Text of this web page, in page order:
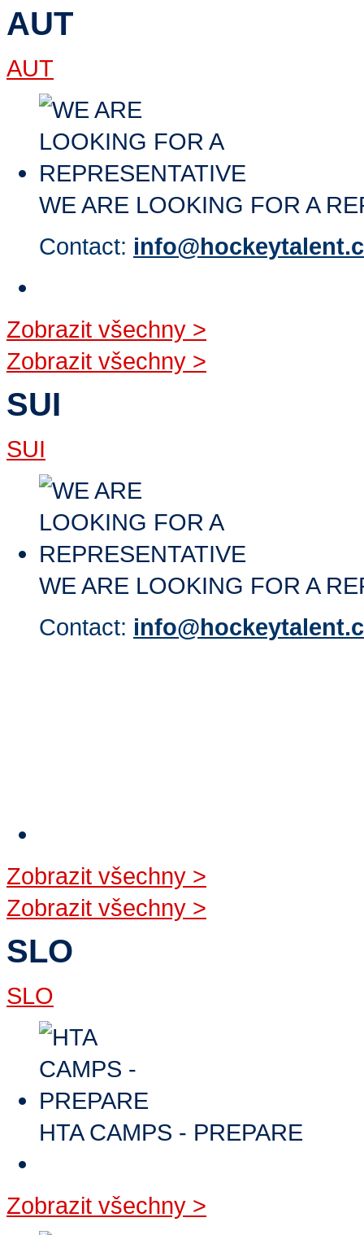
AUT
AUT
WE ARE LOOKING FOR A
Contact:
Zobrazit všechny >
Zobrazit všechny >
SUI
SUI
WE ARE LOOKING FOR A
Contact:
Zobrazit všechny >
Zobrazit všechny >
SLO
SLO
HTA CAMPS - PREPARE
Zobrazit všechny >